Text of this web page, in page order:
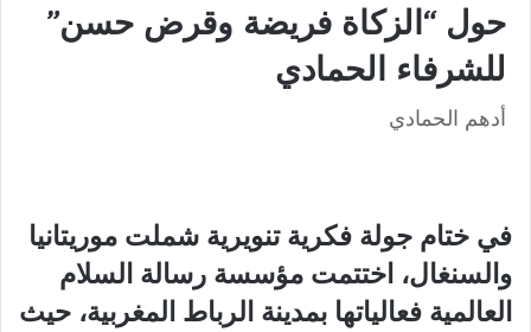
حول “الزكاة فريضة وقرض حسن”
للشرفاء الحمادي
أدهم الحمادي
في ختام جولة فكرية تنويرية شملت موريتانيا
والسنغال، اختتمت مؤسسة رسالة السلام
العالمية فعالياتها بمدينة الرباط المغربية، حيث